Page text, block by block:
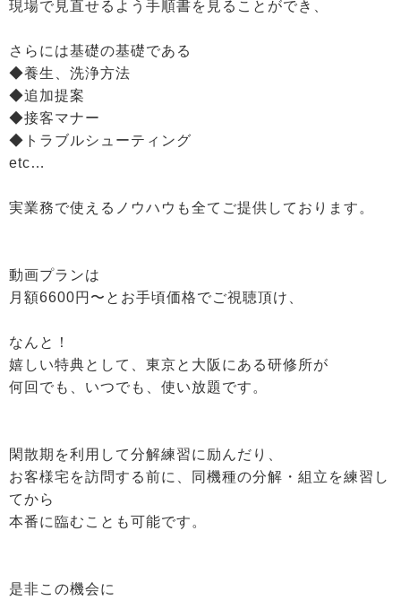
現場で見直せるよう手順書を見ることができ、
さらには基礎の基礎である
◆養生、洗浄方法
◆追加提案
◆接客マナー
◆トラブルシューティング
etc…
実業務で使えるノウハウも全てご提供しております。
動画プランは
月額6600円〜とお手頃価格でご視聴頂け、
なんと！
嬉しい特典として、東京と大阪にある研修所が
何回でも、いつでも、使い放題です。
閑散期を利用して分解練習に励んだり、
お客様宅を訪問する前に、同機種の分解・組立を練習し
てから
本番に臨むことも可能です。
是非この機会に